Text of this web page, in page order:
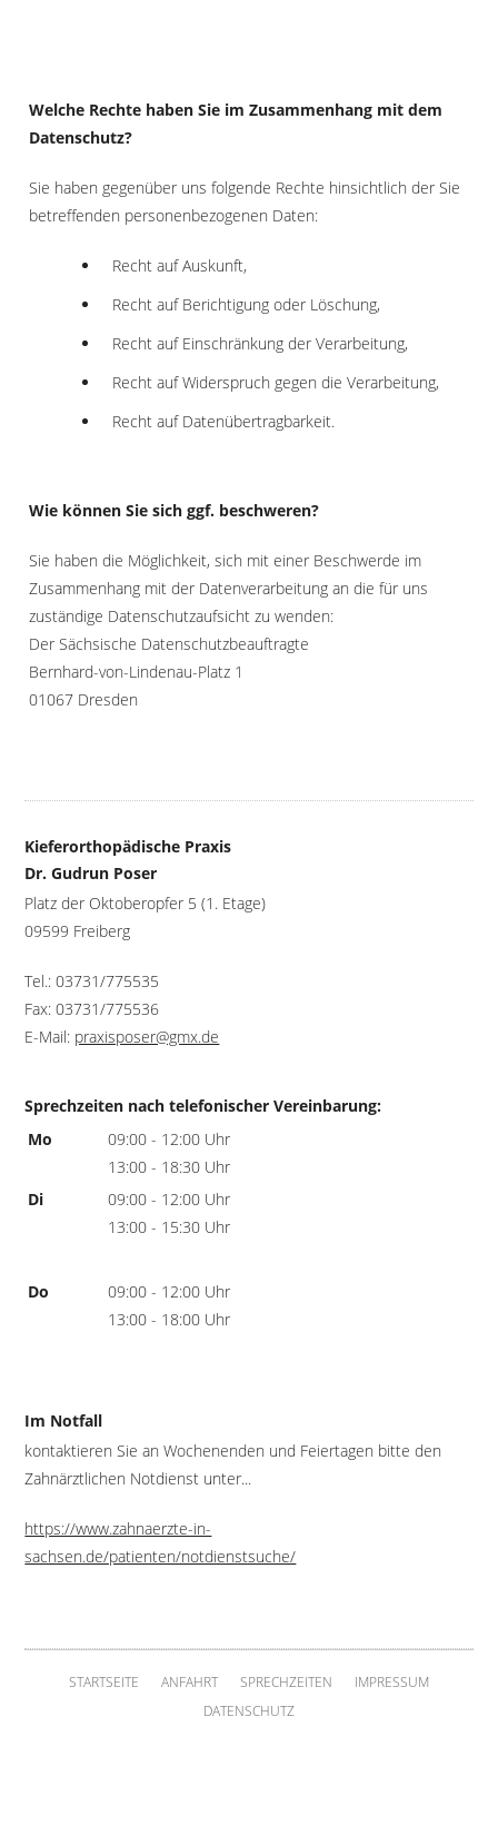
Welche Rechte haben Sie im Zusammenhang mit dem
Datenschutz?
Sie haben gegenüber uns folgende Rechte hinsichtlich der Sie
betreffenden personenbezogenen Daten:
Recht auf Auskunft,
Recht auf Berichtigung oder Löschung,
Recht auf Einschränkung der Verarbeitung,
Recht auf Widerspruch gegen die Verarbeitung,
Recht auf Datenübertragbarkeit.
Wie können Sie sich ggf. beschweren?
Sie haben die Möglichkeit, sich mit einer Beschwerde im
Zusammenhang mit der Datenverarbeitung an die für uns
zuständige Datenschutzaufsicht zu wenden:
Der Sächsische Datenschutzbeauftragte
Bernhard-von-Lindenau-Platz 1
01067 Dresden
Kieferorthopädische Praxis
Dr. Gudrun Poser
Platz der Oktoberopfer 5 (1. Etage)
09599 Freiberg
Tel.: 03731/775535
Fax: 03731/775536
E-Mail: praxisposer@gmx.de
Sprechzeiten nach telefonischer Vereinbarung:
Mo
09:00 - 12:00 Uhr
13:00 - 18:30 Uhr
Di
09:00 - 12:00 Uhr
13:00 - 15:30 Uhr
Do
09:00 - 12:00 Uhr
13:00 - 18:00 Uhr
Im Notfall
kontaktieren Sie an Wochenenden und Feiertagen bitte den
Zahnärztlichen Notdienst unter...
https://www.zahnaerzte-in-
sachsen.de/patienten/notdienstsuche/
STARTSEITE ANFAHRT SPRECHZEITEN
IMPRESSUM
DATENSCHUTZ